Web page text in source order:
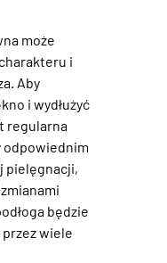
może
i
Aby
i wydłużyć
regularna
odpowiednim
pielęgnacji,
będzie
przez wiele